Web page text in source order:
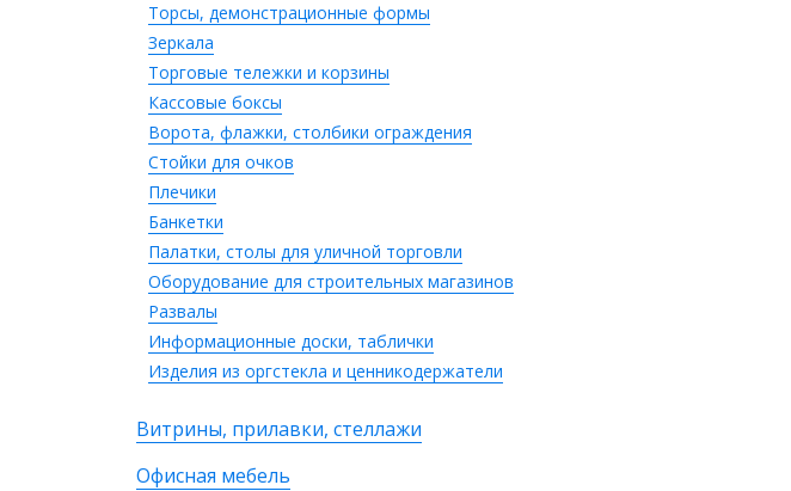
Торсы, демонстрационные формы
Зеркала
Торговые тележки и корзины
Кассовые боксы
Ворота, флажки, столбики ограждения
Стойки для очков
Плечики
Банкетки
Палатки, столы для уличной торговли
Оборудование для строительных магазинов
Развалы
Информационные доски, таблички
Изделия из оргстекла и ценникодержатели
Витрины, прилавки, стеллажи
Офисная мебель